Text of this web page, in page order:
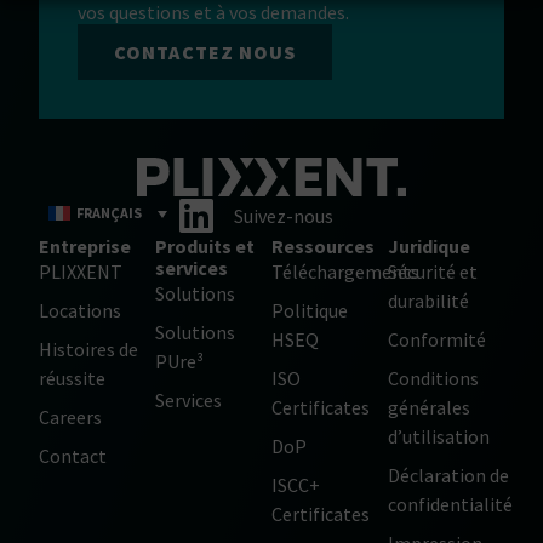
vos questions et à vos demandes.
CONTACTEZ NOUS
FRANÇAIS
Suivez-nous
Entreprise
PLIXXENT
Locations
Histoires de
réussite
Careers
Contact
Produits et
services
Solutions
Solutions
PUre³
Services
Ressources
Téléchargements
Politique
HSEQ
ISO
Certificates
DoP
ISCC+
Certificates
Juridique
Sécurité et
durabilité
Conformité
Conditions
générales
d’utilisation
Déclaration de
confidentialité